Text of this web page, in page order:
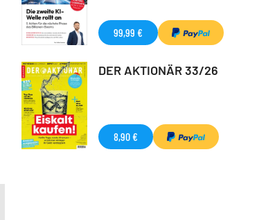
99,99 €
DER AKTIONÄR 33/26
8,90 €